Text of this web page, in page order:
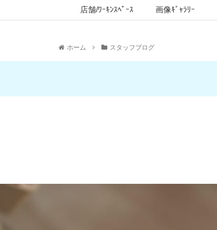
店舗/ﾜｰｷﾝｽﾍﾟｰｽ 画像ｷﾞｬﾗﾘｰ
ホーム スタッフブログ